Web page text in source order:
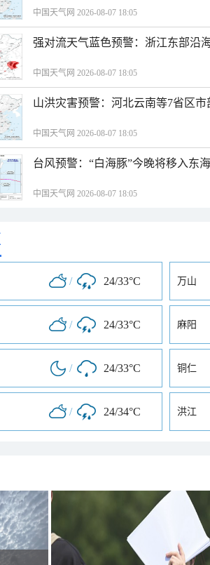
中国天气网 2026-08-07 18:05
强对流天气蓝色预警：浙江东部沿
中国天气网 2026-08-07 18:05
山洪灾害预警：河北云南等7省区
中国天气网 2026-08-07 18:05
台风预警：“白海豚”今晚将移入东
中国天气网 2026-08-07 18:05
/ 24/33°C 万山
/ 24/33°C 麻阳
/ 24/33°C 铜仁
/ 24/34°C 洪江